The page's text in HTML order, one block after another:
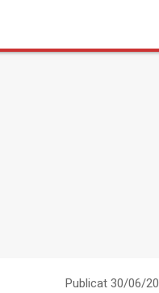
Publicat 30/06/